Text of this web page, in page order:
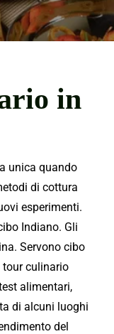
in
unica quando
di cottura
esperimenti.
Indiano. Gli
Servono cibo
tour culinario
alimentari,
di alcuni luoghi
del